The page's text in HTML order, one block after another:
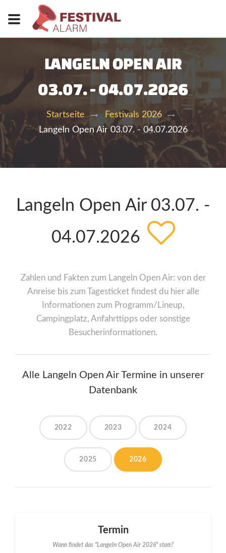
LANGELN OPEN AIR
03.07. - 04.07.2026
Startseite
Festivals 2026
Langeln Open Air 03.07. - 04.07.2026
Langeln Open Air 03.07. -
04.07.2026
Zahlen und Fakten zum Langeln Open Air: von der
Anreise bis zum Tagesticket findest du hier alle
Informationen zum Programm/Lineup,
Campingplatz, Anfahrttipps oder sonstige
Besucherinformationen.
Alle Langeln Open Air Termine in unserer
Datenbank
2022 2023 2024
2025 2026
Termin
Wann findet das "Langeln Open Air 2026" statt?